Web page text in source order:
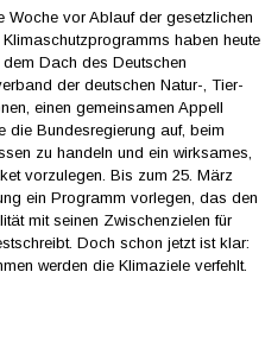
Woche vor Ablauf der gesetzlichen
haben heute
Dach des Deutschen
der deutschen Natur-, Tier-
einen gemeinsamen Appell
die Bundesregierung auf, beim
zu handeln und ein wirksames,
vorzulegen. Bis zum 25. März
ein Programm vorlegen, das den
mit seinen Zwischenzielen für
Doch schon jetzt ist klar:
werden die Klimaziele verfehlt.